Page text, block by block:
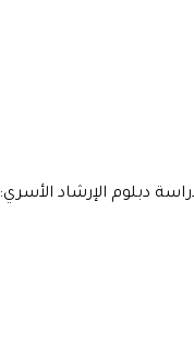
دبلوم الإرشاد الأسري: